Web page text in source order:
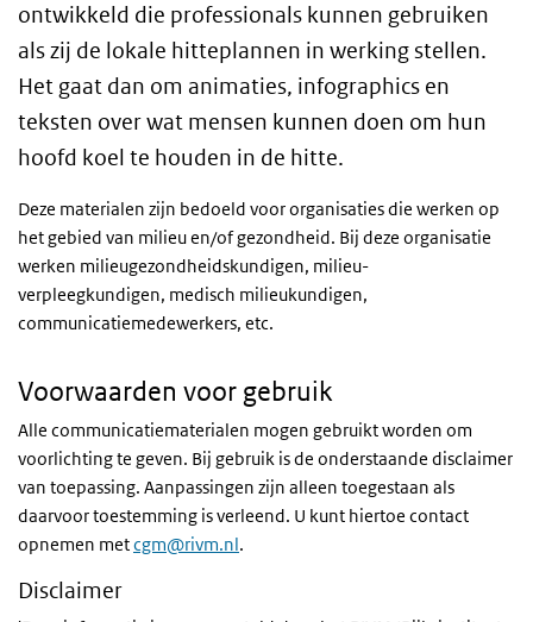
ontwikkeld die professionals kunnen gebruiken
als zij de lokale hitteplannen in werking stellen.
Het gaat dan om animaties, infographics en
teksten over wat mensen kunnen doen om hun
hoofd koel te houden in de hitte.
Deze materialen zijn bedoeld voor organisaties die werken op
het gebied van milieu en/of gezondheid. Bij deze organisatie
werken milieugezondheidskundigen, milieu-
verpleegkundigen, medisch milieukundigen,
communicatiemedewerkers, etc.
Voorwaarden voor gebruik
Alle communicatiematerialen mogen gebruikt worden om
voorlichting te geven. Bij gebruik is de onderstaande disclaimer
van toepassing. Aanpassingen zijn alleen toegestaan als
daarvoor toestemming is verleend. U kunt hiertoe contact
opnemen metcgm@rivm.nl.
Disclaimer